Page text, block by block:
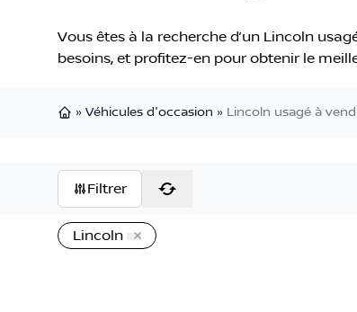
Vous êtes à la recherche d’un Lincoln
besoins, et profitez-en pour obtenir le
» Véhicules d'occasion » Lincoln usagé à
Filtrer
Lincoln